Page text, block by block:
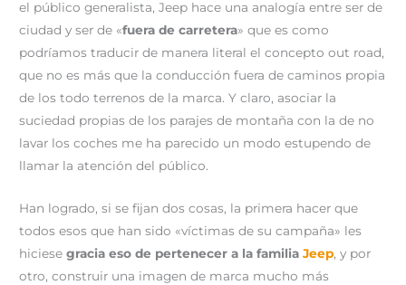
el público generalista, Jeep hace una analogía entre ser de
ciudad y ser de «fuera de carretera» que es como
podríamos traducir de manera literal el concepto out road,
que no es más que la conducción fuera de caminos propia
de los todo terrenos de la marca. Y claro, asociar la
suciedad propias de los parajes de montaña con la de no
lavar los coches me ha parecido un modo estupendo de
llamar la atención del público.
Han logrado, si se fijan dos cosas, la primera hacer que
todos esos que han sido «víctimas de su campaña» les
hiciesegracia eso de pertenecer a la familiaJeep, y por
otro, construir una imagen de marca mucho más